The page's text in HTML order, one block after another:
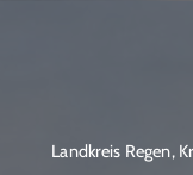
Landkreis Regen,